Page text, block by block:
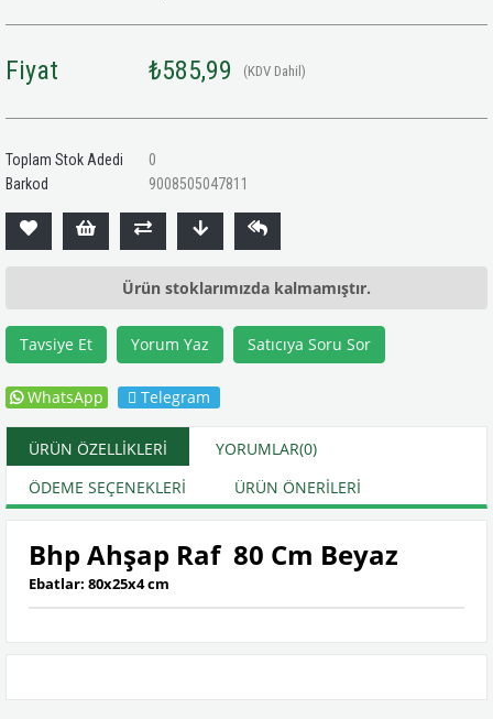
Fiyat ₺585,99 (KDV Dahil)
Toplam Stok Adedi
0
Barkod
9008505047811
Ürün stoklarımızda kalmamıştır.
Tavsiye Et Yorum Yaz Satıcıya Soru Sor
WhatsApp Telegram
ÜRÜN ÖZELLIKLERI YORUMLAR(0)
ÖDEME SEÇENEKLERI
ÜRÜN ÖNERILERI
Bhp Ahşap Raf 80 Cm Beyaz
Ebatlar: 80x25x4 cm